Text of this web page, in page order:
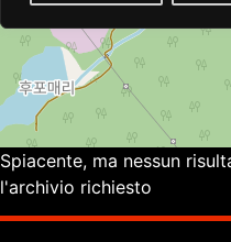
Spiacente, ma nessun
l'archivio richiesto